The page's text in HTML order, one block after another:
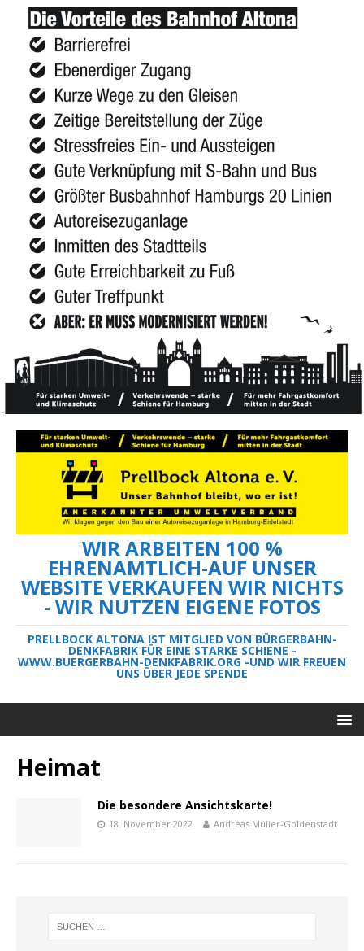
WIR ARBEITEN 100 %
EHRENAMTLICH-AUF UNSER
WEBSITE VERKAUFEN WIR NICHTS
- WIR NUTZEN EIGENE FOTOS
PRELLBOCK ALTONA IST MITGLIED VON BÜRGERBAHN-
DENKFABRIK FÜR EINE STARKE SCHIENE -
WWW.BUERGERBAHN-DENKFABRIK.ORG -UND WIR FREUEN
UNS ÜBER JEDE SPENDE
Heimat
Die besondere Ansichtskarte!
18. November 2022 Andreas Müller-Goldenstadt